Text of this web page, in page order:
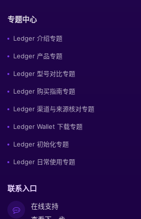
专题中心
Ledger 介绍专题
Ledger 产品专题
Ledger 型号对比专题
Ledger 购买指南专题
Ledger 渠道与来源核对专题
Ledger Wallet 下载专题
Ledger 初始化专题
Ledger 日常使用专题
联系入口
在线支持